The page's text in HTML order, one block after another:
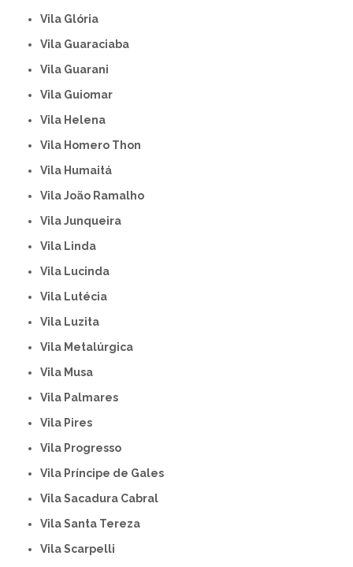
Vila Glória
Vila Guaraciaba
Vila Guarani
Vila Guiomar
Vila Helena
Vila Homero Thon
Vila Humaitá
Vila João Ramalho
Vila Junqueira
Vila Linda
Vila Lucinda
Vila Lutécia
Vila Luzita
Vila Metalúrgica
Vila Musa
Vila Palmares
Vila Pires
Vila Progresso
Vila Príncipe de Gales
Vila Sacadura Cabral
Vila Santa Tereza
Vila Scarpelli